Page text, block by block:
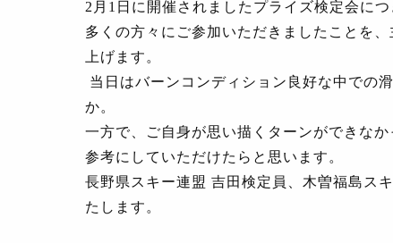
2 月 1 日に開催されましたプライズ検定会に
多くの方々にご参加いただきましたことを
上げます。
当日はバーンコンディション良好な中での
か。
一方で、ご自身が思い描くターンができな
参考にしていただけたらと思います。
長野県スキー連盟 吉田検定員、木曽福島ス
たします。